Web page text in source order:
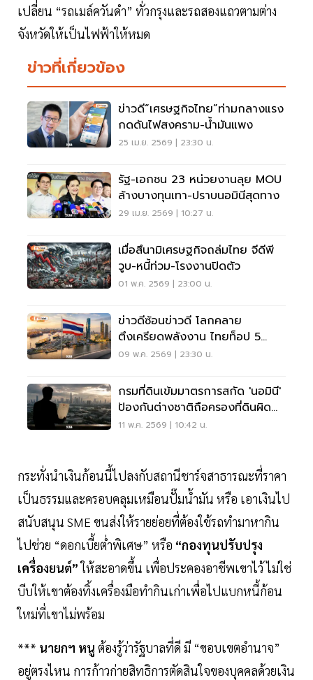
เปลี่ยน “รถเมล์ควันดำ” ทั่วกรุงและรถสองแถวตามต่าง
จังหวัดให้เป็นไฟฟ้าให้หมด
ข่าวที่เกี่ยวข้อง
ข่าวดี“เศรษฐกิจไทย”ท่ามกลางแรง
กดดันไฟสงคราม-น้ำมันแพง
25 เม.ย. 2569 | 23:30 น.
รัฐ-เอกชน 23 หน่วยงานลุย MOU
ล้างบางทุนเทา-ปราบนอมินีสุดทาง
29 เม.ย. 2569 | 10:27 น.
เมื่อสึนามิเศรษฐกิจถล่มไทย จีดีพี
วูบ-หนี้ท่วม-โรงงานปิดตัว
01 พ.ค. 2569 | 23:00 น.
ข่าวดีซ้อนข่าวดี โลกคลาย
ตึงเครียดพลังงาน ไทยท็อป 5
เศรษฐกิจแกร่ง
09 พ.ค. 2569 | 23:30 น.
กรมที่ดินเข้มมาตรการสกัด 'นอมินี'
ป้องกันต่างชาติถือครองที่ดินผิด
กฎหมาย
11 พ.ค. 2569 | 10:42 น.
กระทั่งนำเงินก้อนนี้ไปลงกับสถานีชาร์จสาธารณะที่ราคา
เป็นธรรมและครอบคลุมเหมือนปั๊มน้ำมัน หรือ เอาเงินไป
สนับสนุน SME ขนส่งให้รายย่อยที่ต้องใช้รถทำมาหากิน
ไปช่วย “ดอกเบี้ยต่ำพิเศษ” หรือ “กองทุนปรับปรุง
เครื่องยนต์”ให้สะอาดขึ้น เพื่อประคองอาชีพเขาไว้ ไม่ใช่
บีบให้เขาต้องทิ้งเครื่องมือทำกินเก่าเพื่อไปแบกหนี้ก้อน
ใหม่ที่เขาไม่พร้อม
*** นายกฯ หนู ต้องรู้ว่ารัฐบาลที่ดี มี “ขอบเขตอำนาจ”
อยู่ตรงไหน การก้าวก่ายสิทธิการตัดสินใจของบุคคลด้วยเงิน